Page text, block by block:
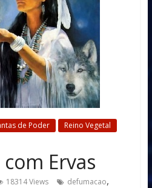
de Poder
Reino Vegetal
Ervas
18314 Views defumacao,